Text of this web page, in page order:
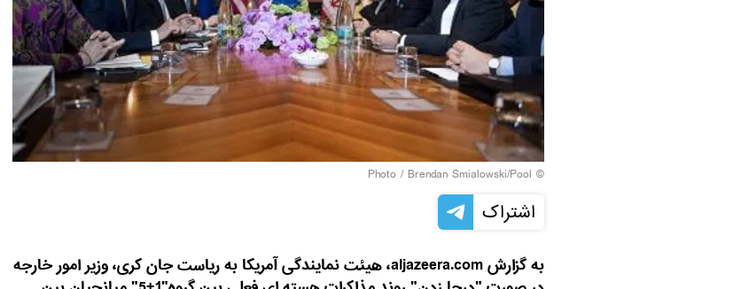
© Photo / Brendan Smialowski/Pool
اشتراک
به گزارش aljazeera.com، هیئت نمایندگی آمریکا به ریاست جان کری، وزیر امور خارجه